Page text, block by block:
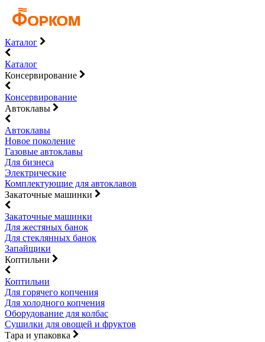
Каталог
Каталог
Консервирование
Консервирование
Автоклавы
Автоклавы
Новое поколение
Газовые автоклавы
Для бизнеса
Электрические
Комплектующие для автоклавов
Закаточные машинки
Закаточные машинки
Для жестяных банок
Для стеклянных банок
Запайщики
Коптильни
Коптильни
Для горячего копчения
Для холодного копчения
Оборудование для колбас
Сушилки для овощей и фруктов
Тара и упаковка